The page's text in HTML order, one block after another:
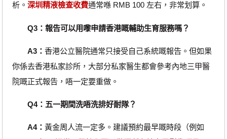
析。 深圳精液檢查收費通常喺 RMB 100 左右，非常划算。
Q3：報告可以用嚟申請香港嘅輔助生育服務嗎？
A3： 香港公立醫院通常只接受自己系統嘅報告。但如果
你係去香港私家診所，大部分私家醫生都會參考內地三甲醫
院嘅正式報告，唔一定要重做。
Q4：五一期間洗唔洗排好耐隊？
A4： 黃金周人流一定多。建議預約最早嘅時段（例如